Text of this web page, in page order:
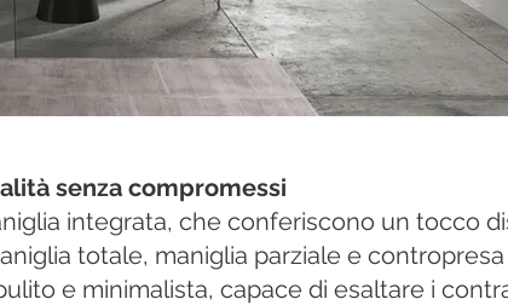
senza compromessi
integrata, che conferiscono un tocco
totale, maniglia parziale e contropresa
e minimalista, capace di esaltare i